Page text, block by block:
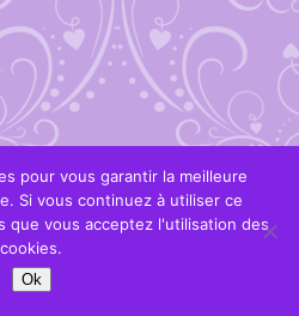
pour vous garantir la meilleure
Si vous continuez à utiliser ce
que vous acceptez l'utilisation des
cookies.
Ok